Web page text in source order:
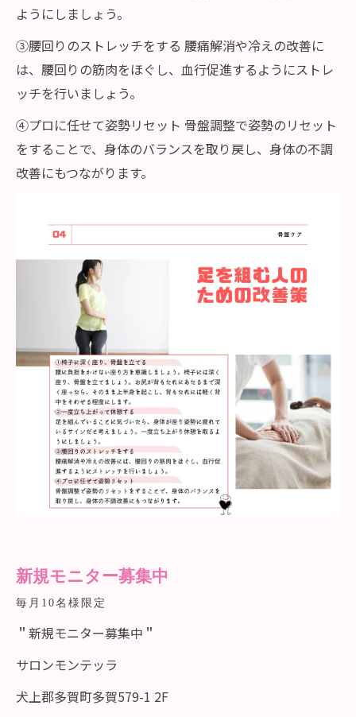
ようにしましょう。
③腰回りのストレッチをする 腰痛解消や冷えの改善に
は、腰回りの筋肉をほぐし、血行促進するようにストレ
ッチを行いましょう。
④プロに任せて姿勢リセット 骨盤調整で姿勢のリセット
をすることで、身体のバランスを取り戻し、身体の不調
改善にもつながります。
新規モニター募集中
毎月10名様限定
＂新規モニター募集中＂
サロンモンテッラ
犬上郡多賀町多賀579-1 2F